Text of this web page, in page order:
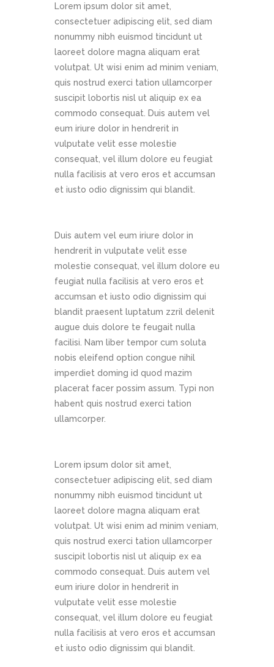
Lorem ipsum dolor sit amet,
consectetuer adipiscing elit, sed diam
nonummy nibh euismod tincidunt ut
laoreet dolore magna aliquam erat
volutpat. Ut wisi enim ad minim veniam,
quis nostrud exerci tation ullamcorper
suscipit lobortis nisl ut aliquip ex ea
commodo consequat. Duis autem vel
eum iriure dolor in hendrerit in
vulputate velit esse molestie
consequat, vel illum dolore eu feugiat
nulla facilisis at vero eros et accumsan
et iusto odio dignissim qui blandit.
Duis autem vel eum iriure dolor in
hendrerit in vulputate velit esse
molestie consequat, vel illum dolore eu
feugiat nulla facilisis at vero eros et
accumsan et iusto odio dignissim qui
blandit praesent luptatum zzril delenit
augue duis dolore te feugait nulla
facilisi. Nam liber tempor cum soluta
nobis eleifend option congue nihil
imperdiet doming id quod mazim
placerat facer possim assum. Typi non
habent quis nostrud exerci tation
ullamcorper.
Lorem ipsum dolor sit amet,
consectetuer adipiscing elit, sed diam
nonummy nibh euismod tincidunt ut
laoreet dolore magna aliquam erat
volutpat. Ut wisi enim ad minim veniam,
quis nostrud exerci tation ullamcorper
suscipit lobortis nisl ut aliquip ex ea
commodo consequat. Duis autem vel
eum iriure dolor in hendrerit in
vulputate velit esse molestie
consequat, vel illum dolore eu feugiat
nulla facilisis at vero eros et accumsan
et iusto odio dignissim qui blandit.